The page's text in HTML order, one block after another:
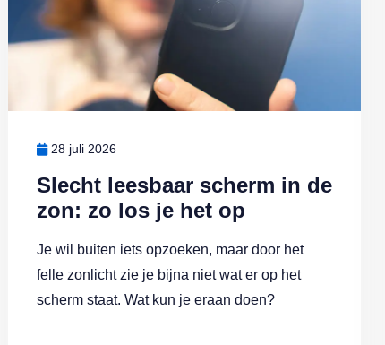
Slecht leesbaar scherm in de
zon: zo los je het op
28 juli 2026
Je wil buiten iets opzoeken, maar door het
felle zonlicht zie je bijna niet wat er op het
scherm staat. Wat kun je eraan doen?